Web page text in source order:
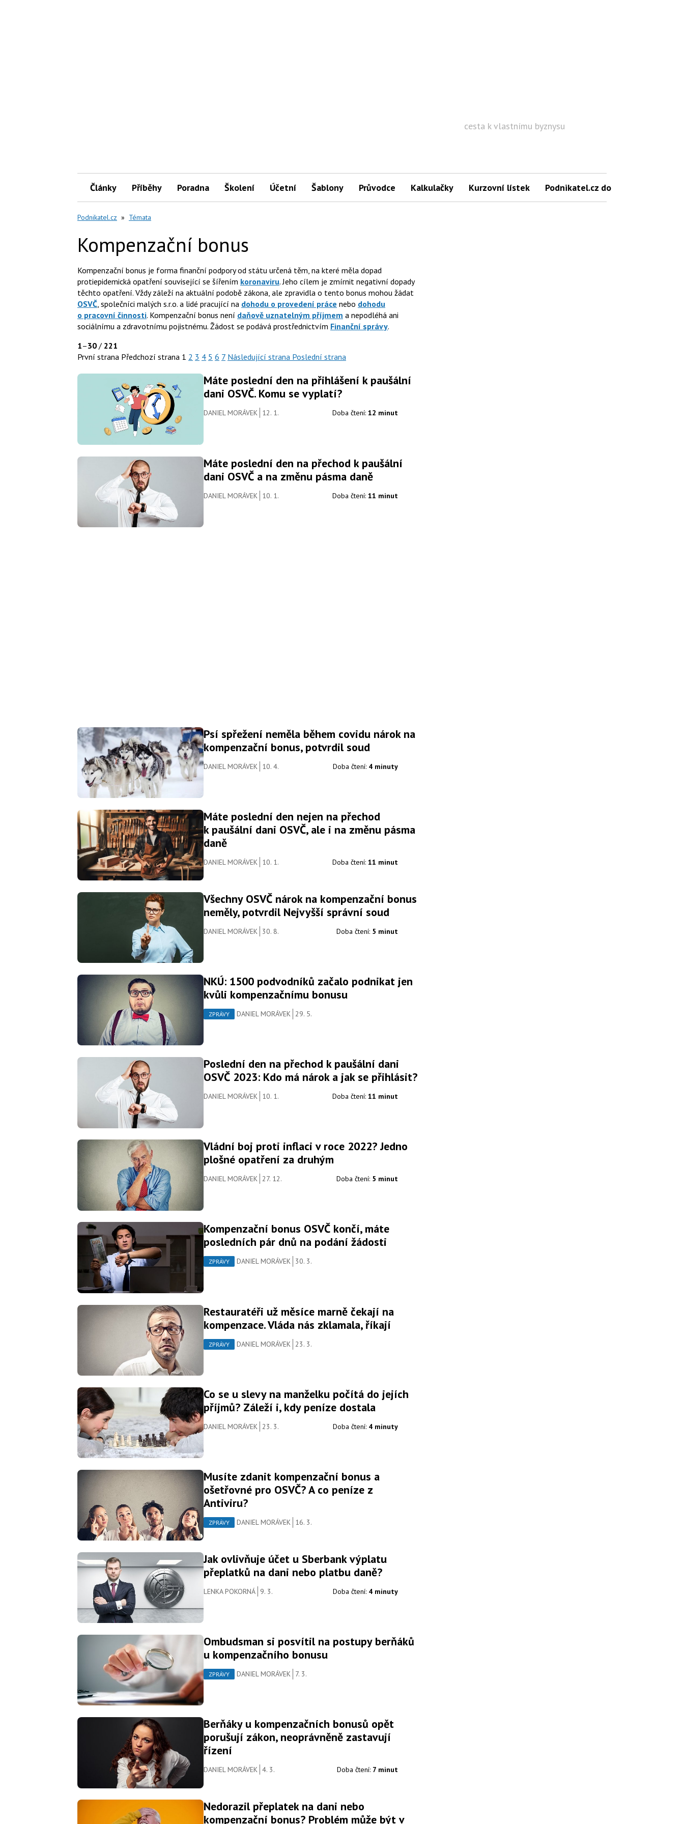
cesta k vlastnímu byznysu
Články Příběhy Poradna Školení Účetní Šablony Průvodce Kalkulačky Kurzovní lístek Podnikatel.cz do mailu
Podnikatel.cz » Témata
Kompenzační bonus
Kompenzační bonus je forma finanční podpory od státu určená těm, na které měla dopad
protiepidemická opatření související se šířením koronaviru. Jeho cílem je zmírnit negativní dopady
těchto opatření. Vždy záleží na aktuální podobě zákona, ale zpravidla o tento bonus mohou žádat
OSVČ , společníci malých s.r.o. a lidé pracující na dohodu o provedení práce nebo dohodu
o pracovní činnosti. Kompenzační bonus není daňově uznatelným příjmem a nepodléhá ani
sociálnímu a zdravotnímu pojistnému. Žádost se podává prostřednictvím Finanční správy.
1–30 / 221
První strana Předchozí strana 1 2 3 4 5 6 7 Následující strana Poslední strana
Máte poslední den na přihlášení k paušální
dani OSVČ. Komu se vyplatí?
DANIEL MORÁVEK 12. 1. Doba čtení: 12 minut
Máte poslední den na přechod k paušální
dani OSVČ a na změnu pásma daně
DANIEL MORÁVEK 10. 1. Doba čtení: 11 minut
Psí spřežení neměla během covidu nárok na
kompenzační bonus, potvrdil soud
DANIEL MORÁVEK 10. 4. Doba čtení: 4 minuty
Máte poslední den nejen na přechod
k paušální dani OSVČ, ale i na změnu pásma
daně
DANIEL MORÁVEK 10. 1. Doba čtení: 11 minut
Všechny OSVČ nárok na kompenzační bonus
neměly, potvrdil Nejvyšší správní soud
DANIEL MORÁVEK 30. 8. Doba čtení: 5 minut
NKÚ: 1500 podvodníků začalo podnikat jen
kvůli kompenzačnímu bonusu
ZPRÁVY DANIEL MORÁVEK 29. 5.
Poslední den na přechod k paušální dani
OSVČ 2023: Kdo má nárok a jak se přihlásit?
DANIEL MORÁVEK 10. 1. Doba čtení: 11 minut
Vládní boj proti inflaci v roce 2022? Jedno
plošné opatření za druhým
DANIEL MORÁVEK 27. 12. Doba čtení: 5 minut
Kompenzační bonus OSVČ končí, máte
posledních pár dnů na podání žádosti
ZPRÁVY DANIEL MORÁVEK 30. 3.
Restauratéři už měsíce marně čekají na
kompenzace. Vláda nás zklamala, říkají
ZPRÁVY DANIEL MORÁVEK 23. 3.
Co se u slevy na manželku počítá do jejích
příjmů? Záleží i, kdy peníze dostala
DANIEL MORÁVEK 23. 3. Doba čtení: 4 minuty
Musíte zdanit kompenzační bonus a
ošetřovné pro OSVČ? A co peníze z
Antiviru?
ZPRÁVY DANIEL MORÁVEK 16. 3.
Jak ovlivňuje účet u Sberbank výplatu
přeplatků na dani nebo platbu daně?
LENKA POKORNÁ 9. 3. Doba čtení: 4 minuty
Ombudsman si posvítil na postupy berňáků
u kompenzačního bonusu
ZPRÁVY DANIEL MORÁVEK 7. 3.
Berňáky u kompenzačních bonusů opět
porušují zákon, neoprávněně zastavují
řízení
DANIEL MORÁVEK 4. 3. Doba čtení: 7 minut
Nedorazil přeplatek na dani nebo
kompenzační bonus? Problém může být v